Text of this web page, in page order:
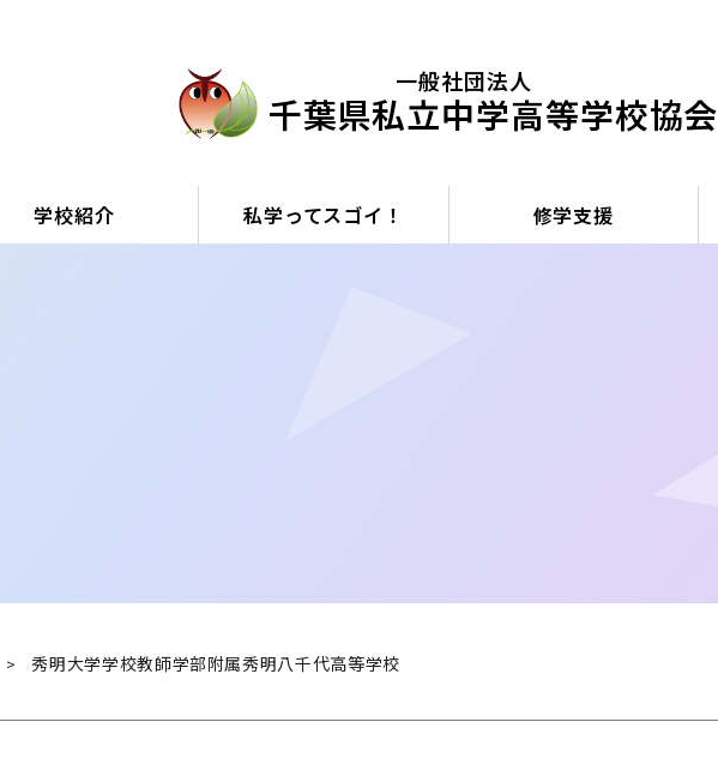
⼀般社団法⼈
千葉県私⽴中学⾼等学校協会
学校紹介 私学ってスゴイ！ 修学支援
>秀明大学学校教師学部附属秀明八千代高等学校